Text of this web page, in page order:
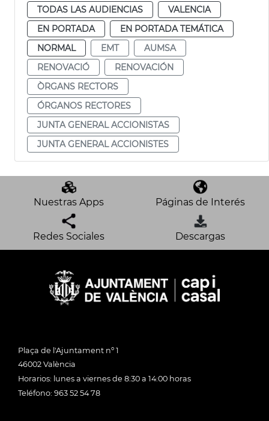
TODAS LAS AUDIENCIAS
VALENCIA
EN PORTADA
EN PORTADA TEMÁTICA
NORMAL
EMT
AUMSA
RENOVACIÓ
RENOVACIÓN
ÒRGANS RECTORS
ÓRGANOS RECTORES
JUNTA GENERAL ACCIONISTAS
JUNTA GENERAL ACCIONISTES
Nuestras Apps Páginas de Interés
Redes Sociales Descargas
Plaça de l'Ajuntament nº 1
46002 València
Horarios: lunes a viernes de 8:30 a 14:00 horas
Teléfono: 963 52 54 78